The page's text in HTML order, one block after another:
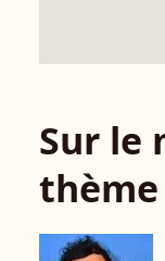
Sur le
thème